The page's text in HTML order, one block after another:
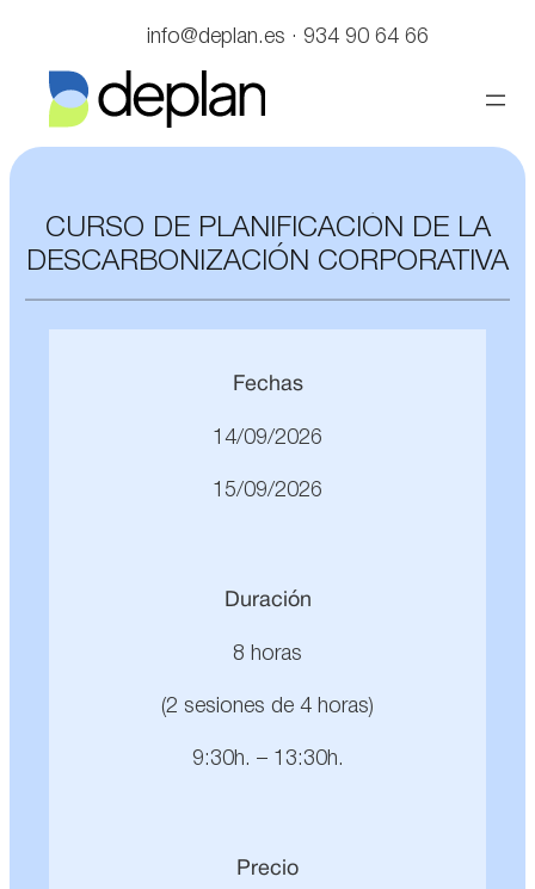
info@deplan.es · 934 90 64 66
CURSO DE PLANIFICACIÓN DE LA
DESCARBONIZACIÓN CORPORATIVA
Fechas
14/09/2026
15/09/2026
Duración
8 horas
(2 sesiones de 4 horas)
9:30h. – 13:30h.
Precio